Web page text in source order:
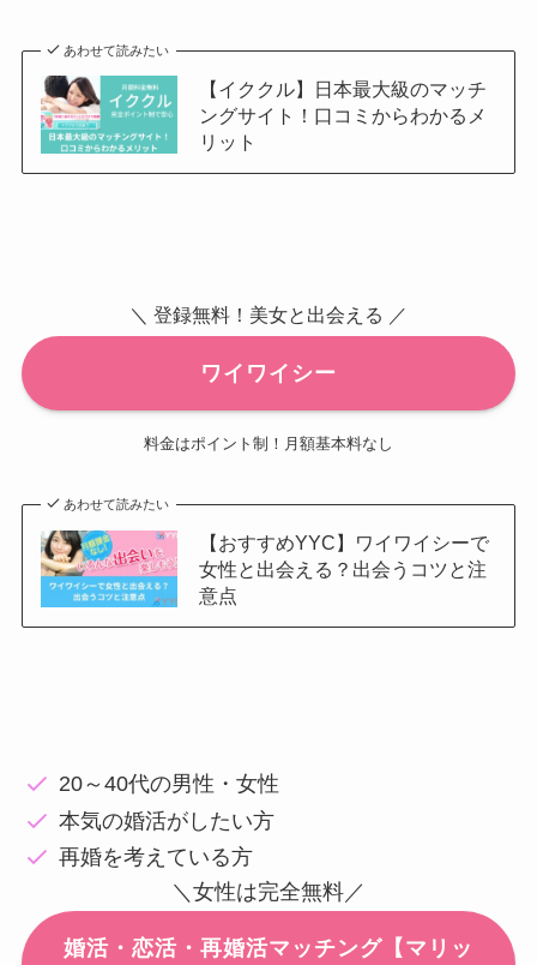
あわせて読みたい
【イククル】日本最大級のマッチ
ングサイト！口コミからわかるメ
リット
＼ 登録無料！美女と出会える ／
ワイワイシー
料金はポイント制！月額基本料なし
あわせて読みたい
【おすすめYYC】ワイワイシーで
女性と出会える？出会うコツと注
意点
20～40代の男性・女性
本気の婚活がしたい方
再婚を考えている方
＼女性は完全無料／
婚活・恋活・再婚活マッチング【マリッ